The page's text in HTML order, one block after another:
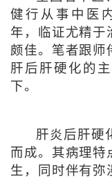
健行从事中医
年，临证尤精于
颇佳。笔者跟师
肝后肝硬化的
下。
肝炎后肝硬
而成。其病理特
生，同时伴有弥